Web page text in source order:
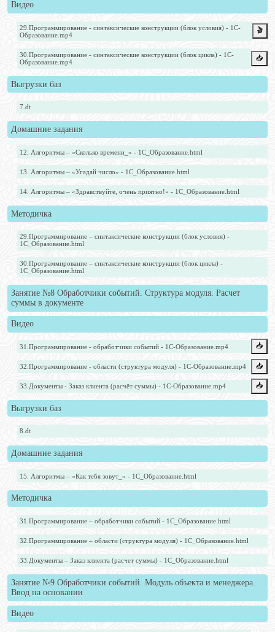
Видео
29.Программирование - синтаксические конструкции (блок условия) - 1С-
Образование.mp4
🎬
30.Программирование - синтаксические конструкции (блок цикла) - 1С-
Образование.mp4
📥️
Выгрузки баз
7.dt
Домашние задания
12. Алгоритмы – «Сколько времени_» - 1С_Образование.html
13. Алгоритмы – «Угадай число» - 1С_Образование.html
14. Алгоритмы – «Здравствуйте, очень приятно!» - 1С_Образование.html
Методичка
29.Программирование – синтаксические конструкции (блок условия) -
1С_Образование.html
30.Программирование – синтаксические конструкции (блок цикла) -
1С_Образование.html
Занятие №8 Обработчики событий. Структура модуля. Расчет
суммы в документе
Видео
31.Программирование - обработчики событий - 1С-Образование.mp4 📥️
32.Программирование - области (структура модуля) - 1С-Образование.mp4 📥️
33.Документы - Заказ клиента (расчёт суммы) - 1С-Образование.mp4 📥️
Выгрузки баз
8.dt
Домашние задания
15. Алгоритмы – «Как тебя зовут_» - 1С_Образование.html
Методичка
31.Программирование – обработчики событий - 1С_Образование.html
32.Программирование – области (структура модуля) - 1С_Образование.html
33.Документы – Заказ клиента (расчет суммы) - 1С_Образование.html
Занятие №9 Обработчики событий. Модуль объекта и менеджера.
Ввод на основании
Видео